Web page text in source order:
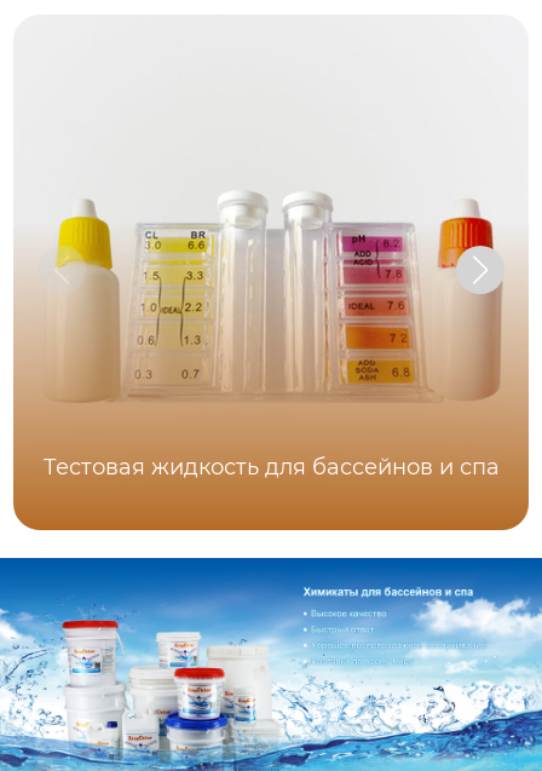
Тестовая жидкость для бассейнов и спа